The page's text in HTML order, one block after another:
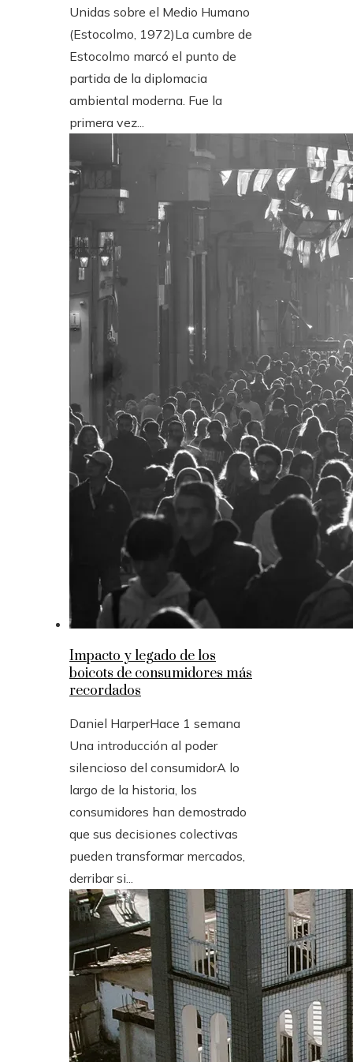
Unidas sobre el Medio Humano
(Estocolmo, 1972)La cumbre de
Estocolmo marcó el punto de
partida de la diplomacia
ambiental moderna. Fue la
primera vez...
Impacto y legado de los
boicots de consumidores más
recordados
Daniel HarperHace 1 semana
Una introducción al poder
silencioso del consumidorA lo
largo de la historia, los
consumidores han demostrado
que sus decisiones colectivas
pueden transformar mercados,
derribar si...